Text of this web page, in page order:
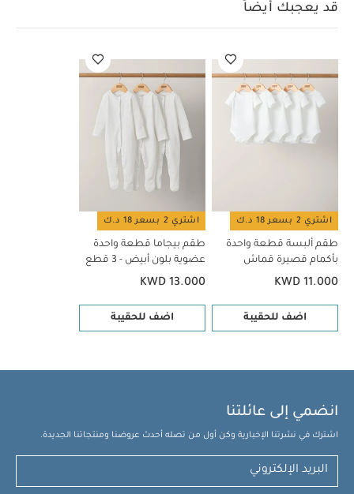
قواعد تثبيت خفية للحفاظ على أمان طفلك
ملابس ويتمور سيحتاج طفلك إلى مساحة كافية لتخزين
ملابسه الرقيقة، لذا تأتيك خزانة ملابس ويتمور بدرج عميق كبير
ومثالي لتنظيم بيجاماته الصغيرة. كما تتميز بقضبان قابلة للإزالة
في الداخل حتى لا تحتاجي إلى تغيير الخزانة عندما ينمو صغيرك
ويمكنك استخدامها لتخزين ملابسك الخاصة.
تصميم باللونين الأبيض أو الرمادي بمقابض
قضيب قابل للإزالة لتخزين ملابس الأطفال والكبار
مواصفات المنتج:
الارتفاع: 180 × العرض (الجهة الأمامية
من اليسار لليمين): 93 سم × العمق: 51.5 سم
قد يعجبك أيضاً:
قطع
طقم بيجاما قطعة واحدة عضوية بلون أبيض - 3 قطع
قد يعجبك أيضاً
اشتري 2 بسعر 18 د.ك
طقم ألبسة قطعة واحدة
بأكمام قصيرة قماش
عضوي بلون أبيض - 5 قطع
KWD 11.000
اضف للحقيبة
اشتري 2 بسعر 18 د.ك
طقم بيجاما قطعة واحدة
عضوية بلون أبيض - 3 قطع
KWD 13.000
اضف للحقيبة
انضمي إلى عائلتنا
اشترك في نشرتنا الإخبارية وكن أول من تصله أحدث عروضنا ومنتجاتنا الجديدة.